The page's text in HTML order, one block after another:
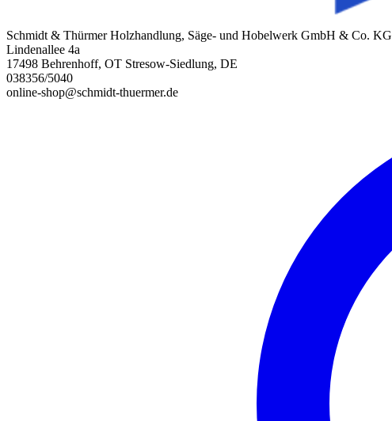
Schmidt & Thürmer Holzhandlung, Säge- und Hobelwerk GmbH & Co. KG
Lindenallee 4a
17498 Behrenhoff, OT Stresow-Siedlung, DE
038356/5040
online-shop@schmidt-thuermer.de